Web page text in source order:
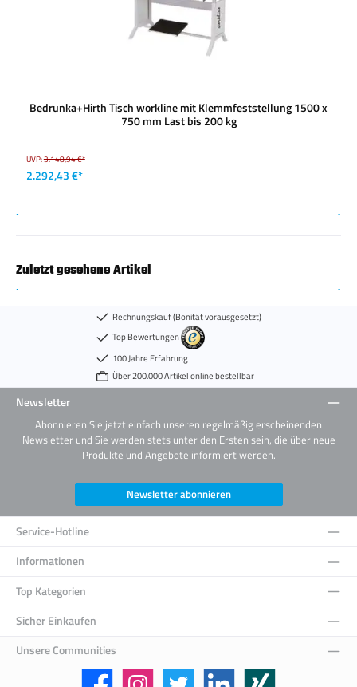
Bedrunka+Hirth Tisch workline mit Klemmfeststellung 1500 x
750 mm Last bis 200 kg
UVP:3.148,94 €*
2.292,43 €*
Zuletzt gesehene Artikel
Rechnungskauf (Bonität vorausgesetzt)
Top Bewertungen
100 Jahre Erfahrung
Über 200.000 Artikel online bestellbar
Newsletter
Abonnieren Sie jetzt einfach unseren regelmäßig erscheinenden
Newsletter und Sie werden stets unter den Ersten sein, die über neue
Produkte und Angebote informiert werden.
Newsletter abonnieren
Service-Hotline
Informationen
Top Kategorien
Sicher Einkaufen
Unsere Communities